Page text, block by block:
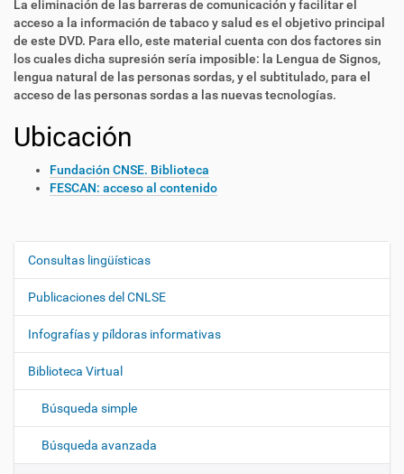
La eliminación de las barreras de comunicación y facilitar el
acceso a la información de tabaco y salud es el objetivo principal
de este DVD. Para ello, este material cuenta con dos factores sin
los cuales dicha supresión sería imposible: la Lengua de Signos,
lengua natural de las personas sordas, y el subtitulado, para el
acceso de las personas sordas a las nuevas tecnologías.
Ubicación
Fundación CNSE. Biblioteca
FESCAN: acceso al contenido
N
e
g
a
i
n
Consultas lingüísticas
Publicaciones del CNLSE
Infografías y píldoras informativas
Biblioteca Virtual
Búsqueda simple
Búsqueda avanzada